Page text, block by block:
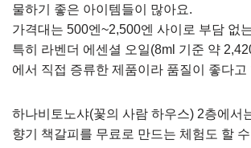
물하기 좋은 아이템들이 많아요.
가격대는 500엔~2,500엔 사이로 부담 없
특히 라벤더 에센셜 오일(8ml 기준 약
에서 직접 증류한 제품이라 품질이 좋다고
하나비토노샤(꽃의 사람 하우스) 2층에서
향기 책갈피를 무료로 만드는 체험도 할 수